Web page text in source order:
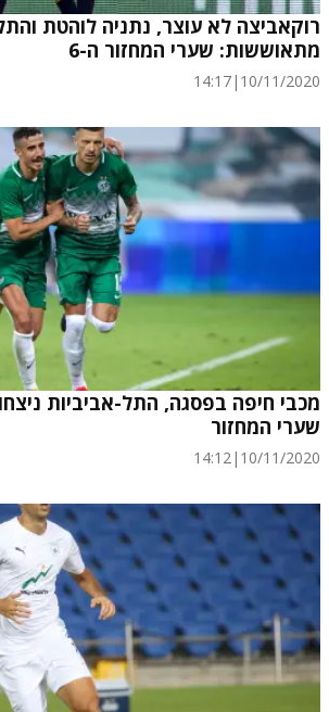
רוקאביצה לא עוצר, נתניה לוהטת
מתאוששות: שערי המחזור ה-6
10/11/2020
|
14:17
מכבי חיפה בפסגה, התל-אביביות
שערי המחזור
10/11/2020
|
14:12